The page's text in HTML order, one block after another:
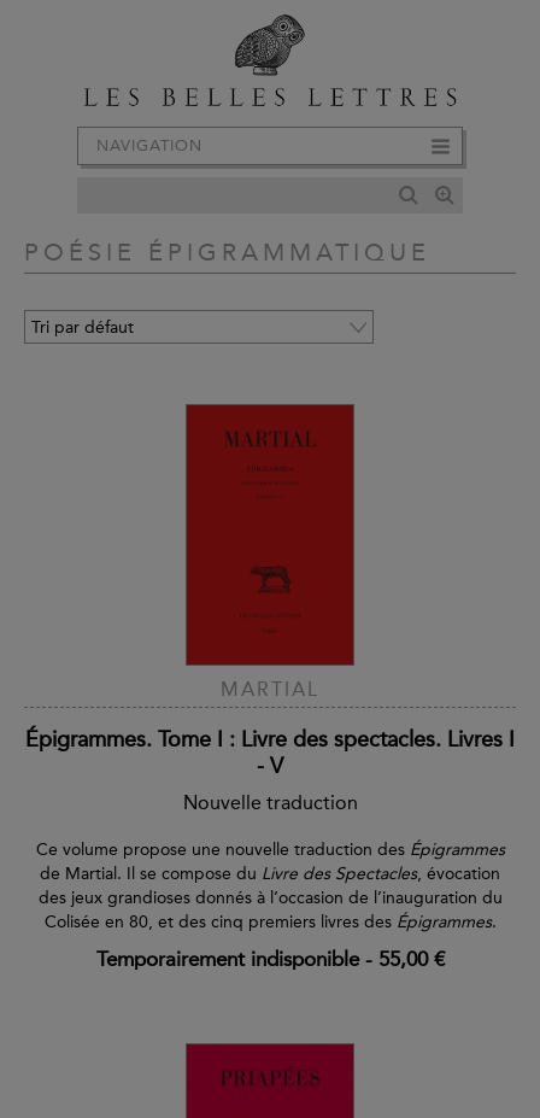
NAVIGATION
POÉSIE ÉPIGRAMMATIQUE
MARTIAL
Épigrammes. Tome I : Livre des spectacles. Livres I
- V
Nouvelle traduction
Ce volume propose une nouvelle traduction des Épigrammes
de Martial. Il se compose du Livre des Spectacles, évocation
des jeux grandioses donnés à l’occasion de l’inauguration du
Colisée en 80, et des cinq premiers livres des Épigrammes.
Temporairement indisponible- 55,00 €